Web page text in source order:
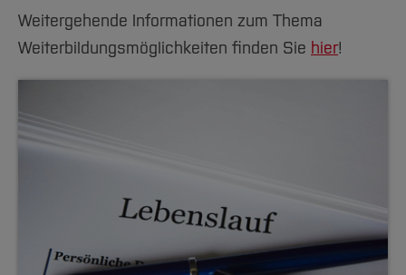
Weitergehende Informationen zum Thema
Weiterbildungsmöglichkeiten finden Sie hier!